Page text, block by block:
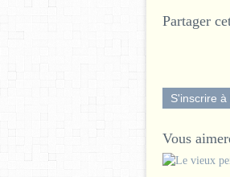
Partager
S'inscrire
Vous